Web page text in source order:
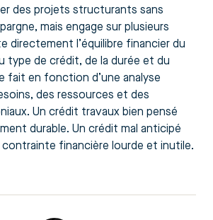
des projets structurants sans
mais engage sur plusieurs
directement l’équilibre financier du
type de crédit, de la durée et du
fait en fonction d’une analyse
des ressources et des
Un crédit travaux bien pensé
durable. Un crédit mal anticipé
financière lourde et inutile.